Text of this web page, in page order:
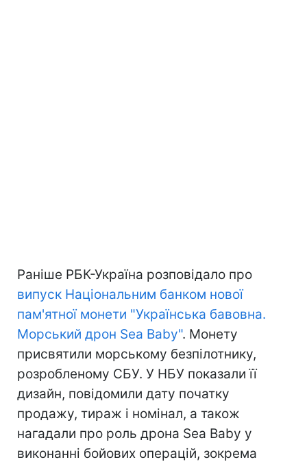
Раніше РБК-Україна розповідало про
випуск Національним банком нової
пам'ятної монети "Українська бавовна.
Морський дрон Sea Baby". Монету
присвятили морському безпілотнику,
розробленому СБУ. У НБУ показали її
дизайн, повідомили дату початку
продажу, тираж і номінал, а також
нагадали про роль дрона Sea Baby у
виконанні бойових операцій, зокрема